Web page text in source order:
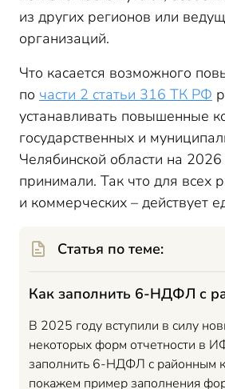
из других регионов или
организаций.
Что касается возможного
по части 2 статьи 316 ТК РФ
устанавливать повышенные
государственных и
Челябинской области на
принимали. Так что для всех
и коммерческих – действует
Статья по теме:
Как заполнить 6-НДФЛ с
В 2025 году вступили в силу
некоторых форм отчетности в
заполнить 6-НДФЛ с районным
покажем пример заполнения